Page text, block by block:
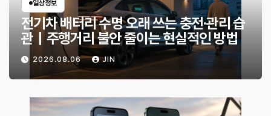
일상정보
전기차 배터리 수명 오래 쓰는 충전·관리 습
관｜주행거리 불안 줄이는 현실적인 방법
2026.08.06 JIN